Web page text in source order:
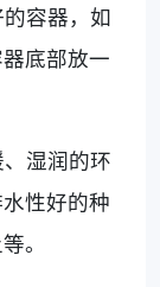
容器，如
底部放一
湿润的环
性好的种
。